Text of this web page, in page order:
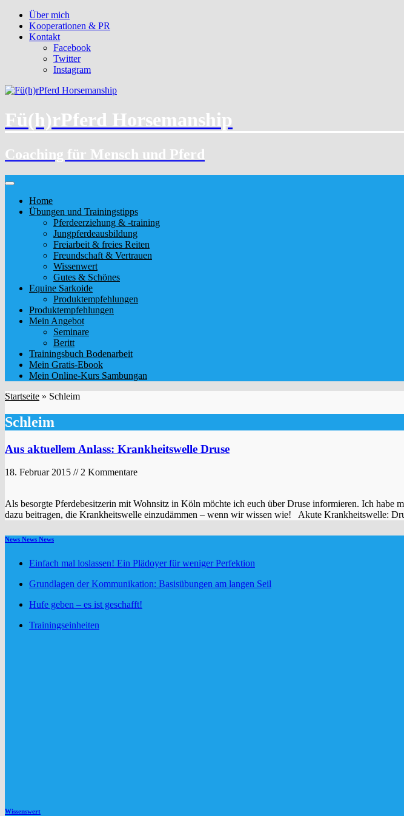
Über mich
Kooperationen & PR
Kontakt
Facebook
Twitter
Instagram
Fü(h)rPferd Horsemanship
Coaching für Mensch und Pferd
Home
Übungen und Trainingstipps
Pferdeerziehung & -training
Jungpferdeausbildung
Freiarbeit & freies Reiten
Freundschaft & Vertrauen
Wissenwert
Gutes & Schönes
Equine Sarkoide
Produktempfehlungen
Produktempfehlungen
Mein Angebot
Seminare
Beritt
Trainingsbuch Bodenarbeit
Mein Gratis-Ebook
Mein Online-Kurs Sambungan
Startseite » Schleim
Schleim
Aus aktuellem Anlass: Krankheitswelle Druse
18. Februar 2015 // 2 Kommentare
Als besorgte Pferdebesitzerin mit Wohnsitz in Köln möchte ich euch über Druse informieren. Ich habe
dazu beitragen, die Krankheitswelle einzudämmen – wenn wir wissen wie! Akute Krankheitswelle:
News News News
Einfach mal loslassen! Ein Plädoyer für weniger Perfektion
Grundlagen der Kommunikation: Basisübungen am langen Seil
Hufe geben – es ist geschafft!
Trainingseinheiten
Wissenswert